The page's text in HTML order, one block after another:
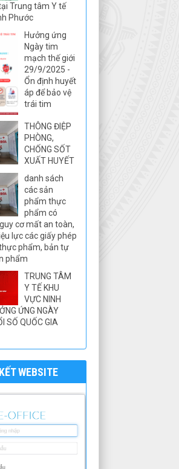
Trung tâm Y tế
Phước
Hưởng ứng
Ngày tim
mạch thế giới
29/9/2025 -
Ổn định huyết
áp để bảo vệ
trái tim
THÔNG ĐIỆP
PHÒNG,
CHỐNG SỐT
XUẤT HUYẾT
danh sách
các sản
phẩm thực
phẩm có
cơ mất an toàn,
lực các giấy phép
phẩm, bản tự
phẩm
TRUNG TÂM
Y TẾ KHU
VỰC NINH
ỨNG NGÀY
SỐ QUỐC GIA
WEBSITE